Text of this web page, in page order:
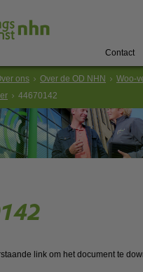
Contact
ons Over de OD NHN
Woo-
44670142
link om het document te